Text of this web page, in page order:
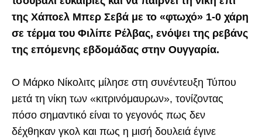
της Χάποελ Μπερ Σεβά με το «φτωχό» 1-0 χάρη
σε τέρμα του Φιλίπε Ρέλβας, ενόψει της ρεβάνς
της επόμενης εβδομάδας στην Ουγγαρία.
Ο Μάρκο Νίκολιτς μίλησε στη συνέντευξη Τύπου
μετά τη νίκη των «κιτρινόμαυρων», τονίζοντας
πόσο σημαντικό είναι το γεγονός πως δεν
δέχθηκαν γκολ και πως η μισή δουλειά έγινε